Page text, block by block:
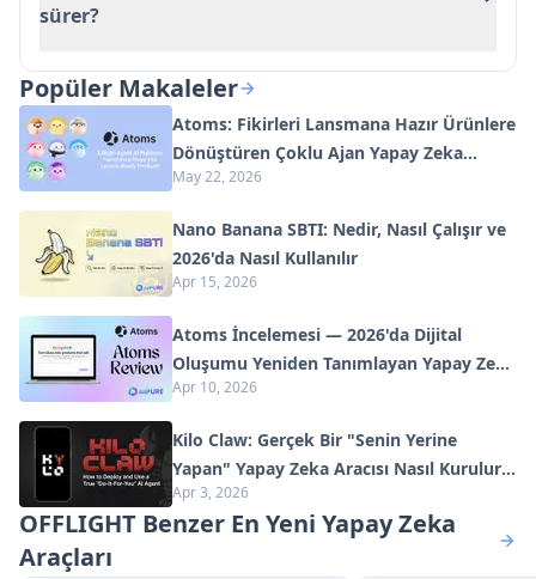
sürer?
Popüler Makaleler
Atoms: Fikirleri Lansmana Hazır Ürünlere
Dönüştüren Çoklu Ajan Yapay Zeka
Platformu
May 22, 2026
Nano Banana SBTI: Nedir, Nasıl Çalışır ve
2026'da Nasıl Kullanılır
Apr 15, 2026
Atoms İncelemesi — 2026'da Dijital
Oluşumu Yeniden Tanımlayan Yapay Zeka
Ürün Geliştiricisi
Apr 10, 2026
Kilo Claw: Gerçek Bir "Senin Yerine
Yapan" Yapay Zeka Aracısı Nasıl Kurulur
ve Kullanılır (2026 Güncellemesi)
Apr 3, 2026
OFFLIGHT Benzer En Yeni Yapay Zeka
Araçları